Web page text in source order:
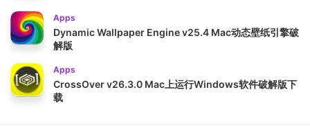
Apps
Dynamic Wallpaper Engine v25.4 Mac动态壁纸引擎破
解版
Apps
CrossOver v26.3.0 Mac上运行Windows软件破解版下
载